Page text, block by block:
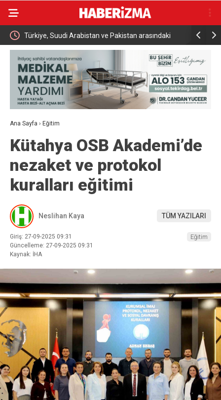
Türkiye, Suudi Arabistan ve Pakistan arasındaki
tarihi savunma anlaşması dünya basınında
İki
kazadan
Ana Sayfa › Eğitim
Kütahya OSB Akademi’de
nezaket ve protokol
kuralları eğitimi
Neslihan Kaya TÜM YAZILARI
Giriş: 27-09-2025 09:31
Güncelleme: 27-09-2025 09:31
Kaynak: İHA
Eğitim